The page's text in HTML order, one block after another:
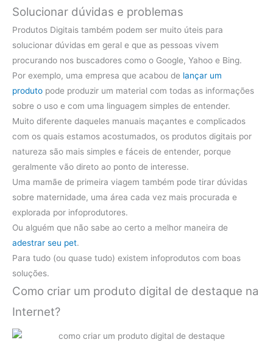
Solucionar dúvidas e problemas
Produtos Digitais também podem ser muito úteis para
solucionar dúvidas em geral e que as pessoas vivem
procurando nos buscadores como o Google, Yahoo e Bing.
Por exemplo, uma empresa que acabou de lançar um
produto pode produzir um material com todas as informações
sobre o uso e com uma linguagem simples de entender.
Muito diferente daqueles manuais maçantes e complicados
com os quais estamos acostumados, os produtos digitais por
natureza são mais simples e fáceis de entender, porque
geralmente vão direto ao ponto de interesse.
Uma mamãe de primeira viagem também pode tirar dúvidas
sobre maternidade, uma área cada vez mais procurada e
explorada por infoprodutores.
Ou alguém que não sabe ao certo a melhor maneira de
adestrar seu pet.
Para tudo (ou quase tudo) existem infoprodutos com boas
soluções.
Como criar um produto digital de destaque na
Internet?